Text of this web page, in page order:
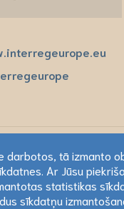
darbotos, tā izmanto
Ar Jūsu
IV
darbotos, tā izmanto
Ar Jūsu
statistikas
sīkdatņu